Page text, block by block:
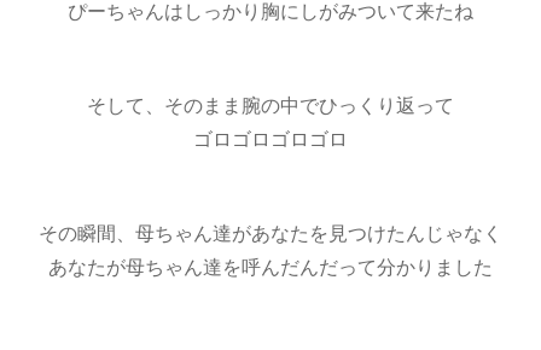
ぴーちゃんはしっかり胸にしがみついて来たね
そして、そのまま腕の中でひっくり返って
ゴロゴロゴロゴロ
その瞬間、母ちゃん達があなたを見つけたんじゃなく
あなたが母ちゃん達を呼んだんだって分かりました